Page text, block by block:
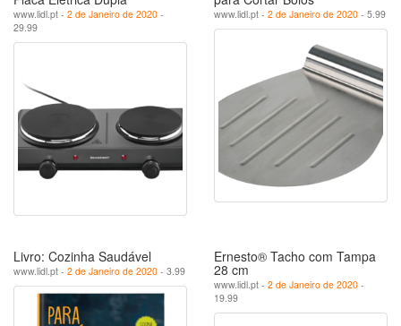
www.lidl.pt - 2 de Janeiro de 2020 -
29.99
www.lidl.pt - 2 de Janeiro de 2020 - 5.99
Livro: Cozinha Saudável
www.lidl.pt - 2 de Janeiro de 2020 - 3.99
Ernesto® Tacho com Tampa
28 cm
www.lidl.pt - 2 de Janeiro de 2020 -
19.99